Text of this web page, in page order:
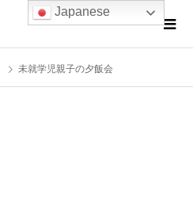
未就学児親子の夕飯会
Japanese